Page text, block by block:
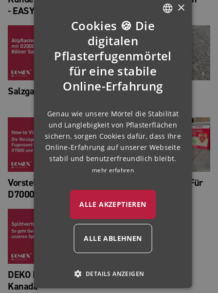
- EASY
Salzgasse, Köln
Fugensand NP mit
Vorstellung Fugensand,
D7000 & Ecofine
Projektfilm Ecofine Für
Keramische Platten
DEKO EP Gartenweg
Kanada
ENGLISH
FRENCH
FINNISH
NORWEGIAN
HUNGARIAN
×
Cookies 🍪 Die
digitalen
Pflasterfugenmörtel
für eine stabile
Online-Erfahrung
Genau wie unsere Mörtel die Stabilität
und Langlebigkeit von Pflasterflächen
sichern, sorgen Cookies dafür, dass Ihre
Online-Erfahrung auf unserer Webseite
stabil und benutzerfreundlich bleibt.
mehr erfahren
ALLE AKZEPTIEREN
ALLE ABLEHNEN
DETAILS ANZEIGEN